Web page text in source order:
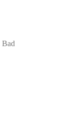
Bad